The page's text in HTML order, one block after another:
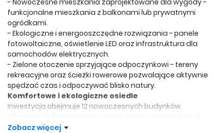
- Nowoczesne mieszkania zaprojektowane dla wygody -
funkcjonalne mieszkania z balkonami lub prywatnymi
ogródkami.
- Ekologiczne i energooszczędne rozwiązania - panele
fotowoltaiczne, oświetlenie LED oraz infrastruktura dla
samochodów elektrycznych.
- Zielone otoczenie sprzyjające odpoczynkowi - tereny
rekreacyjne oraz ścieżki rowerowe pozwalające aktywnie
spędzać czas i odpoczywać blisko natury.
Komfortowe i ekologiczne osiedle
Inwestycja obejmuje 12 nowoczesnych budynków
oferujących funkcjonalne mieszkania o powierzchni od
37,12 do 87,33 m². W ofercie dostępne są lokale z balkonami
Zobacz więcej